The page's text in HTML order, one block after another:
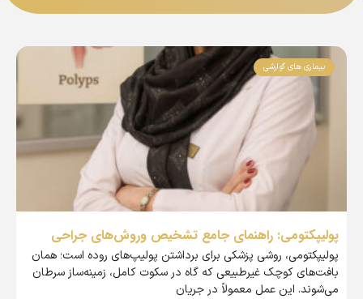
بیماری های گوارشی
پولیپکتومی: راهنمای جامع تشخیص وروش‌های جراحی
پولیپکتومی، روشی پزشکی برای برداشتن پولیپ‌های روده است؛ همان
بافت‌های کوچک غیرطبیعی که گاه در سکوت کامل، زمینه‌ساز سرطان
می‌شوند. این عمل معمولاً در جریان